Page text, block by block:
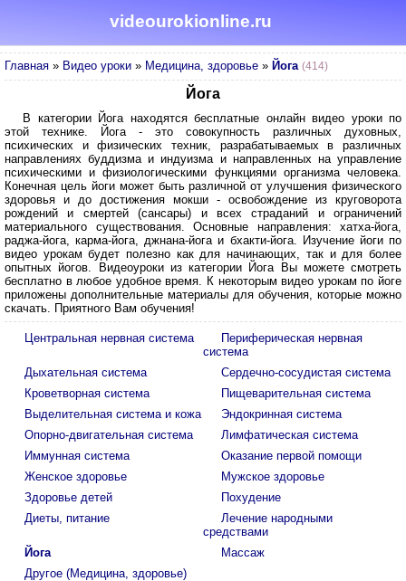
videourokionline.ru
Главная » Видео уроки » Медицина, здоровье » Йога (414)
Йога
В категории Йога находятся бесплатные онлайн видео уроки по
этой технике. Йога - это совокупность различных духовных,
психических и физических техник, разрабатываемых в различных
направлениях буддизма и индуизма и направленных на управление
психическими и физиологическими функциями организма человека.
Конечная цель йоги может быть различной от улучшения физического
здоровья и до достижения мокши - освобождение из круговорота
рождений и смертей (сансары) и всех страданий и ограничений
материального существования. Основные направления: хатха-йога,
раджа-йога, карма-йога, джнана-йога и бхакти-йога. Изучение йоги по
видео урокам будет полезно как для начинающих, так и для более
опытных йогов. Видеоуроки из категории Йога Вы можете смотреть
бесплатно в любое удобное время. К некоторым видео урокам по йоге
приложены дополнительные материалы для обучения, которые можно
скачать. Приятного Вам обучения!
Центральная нервная система
Периферическая нервная
система
Дыхательная система
Сердечно-сосудистая система
Кроветворная система
Пищеварительная система
Выделительная система и кожа
Эндокринная система
Опорно-двигательная система
Лимфатическая система
Иммунная система
Оказание первой помощи
Женское здоровье
Мужское здоровье
Здоровье детей
Похудение
Диеты, питание
Лечение народными
средствами
Йога
Массаж
Другое (Медицина, здоровье)